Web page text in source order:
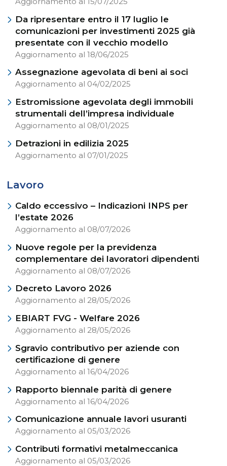
Da ripresentare entro il 17 luglio le
comunicazioni per investimenti 2025 già
presentate con il vecchio modello
Aggiornamento al 18/06/2025
Assegnazione agevolata di beni ai soci
Aggiornamento al 04/02/2025
Estromissione agevolata degli immobili
strumentali dell’impresa individuale
Aggiornamento al 08/01/2025
Detrazioni in edilizia 2025
Aggiornamento al 07/01/2025
Lavoro
Caldo eccessivo – Indicazioni INPS per
l’estate 2026
Aggiornamento al 08/07/2026
Nuove regole per la previdenza
complementare dei lavoratori dipendenti
Aggiornamento al 08/07/2026
Decreto Lavoro 2026
Aggiornamento al 28/05/2026
EBIART FVG - Welfare 2026
Aggiornamento al 28/05/2026
Sgravio contributivo per aziende con
certificazione di genere
Aggiornamento al 16/04/2026
Rapporto biennale parità di genere
Aggiornamento al 16/04/2026
Comunicazione annuale lavori usuranti
Aggiornamento al 05/03/2026
Contributi formativi metalmeccanica
Aggiornamento al 05/03/2026